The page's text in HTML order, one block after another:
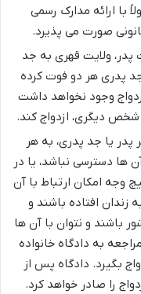
با ارائه مدارک رسمی
صورت می پذیرد.
ولایت قهری به جد
پدری هر دو فوت کرده
وجود نخواهد داشت
شخص دیگری، ازدواج کند.
پدر یا جد پدری، به هر
ها دسترسی نباشد، یا در
وجه امکان ارتباط با آن
زندان افتاده باشند و
باشند و نتوان با آن ها
به دادگاه خانواده
بگیرد. دادگاه پس از
را صادر خواهد کرد.